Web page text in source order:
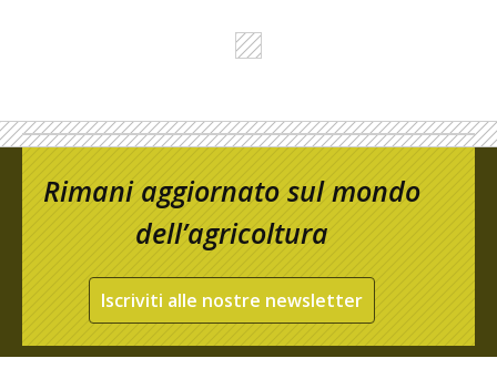
Rimani aggiornato sul mondo
dell’agricoltura
Iscriviti alle nostre newsletter